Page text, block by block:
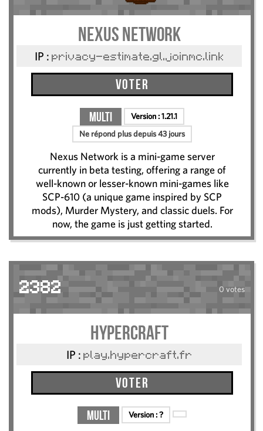
Nexus Network
IP : privacy-estimate.gl.joinmc.link
Voter
Multi Version :1.21.1
Ne répond plus depuis 43 jours
Nexus Network is a mini-game server
currently in beta testing, offering a range of
well-known or lesser-known mini-games like
SCP-610 (a unique game inspired by SCP
mods), Murder Mystery, and classic duels. For
now, the game is just getting started.
2382 0 votes
HyperCraft
IP : play.hypercraft.fr
Voter
Multi Version :?